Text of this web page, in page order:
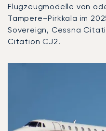
Flugzeugmodelle von
Tampere–Pirkkala im
Sovereign, Cessna
Citation CJ2.